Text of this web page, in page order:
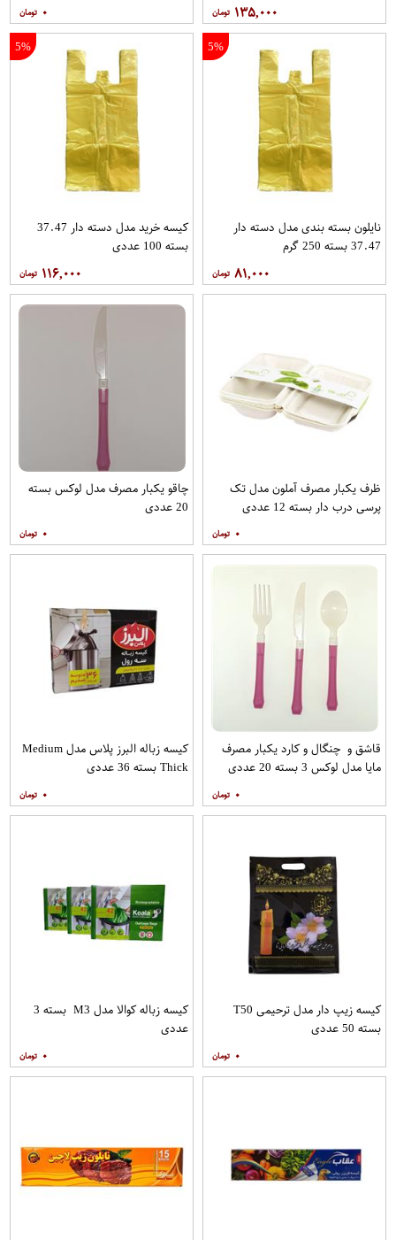
۱۳۵,۰۰۰ ۰
5%
نایلون بسته بندی مدل دسته دار
37.47 بسته 250 گرم
۸۱,۰۰۰
5%
کیسه خرید مدل دسته دار 37.47
بسته 100 عددی
۱۱۶,۰۰۰
ظرف یکبار مصرف آملون مدل تک
پرسی درب دار بسته 12 عددی
۰
چاقو یکبار مصرف مدل لوکس بسته
20 عددی
۰
قاشق و چنگال و کارد یکبار مصرف
مایا مدل لوکس 3 بسته 20 عددی
۰
کیسه زباله البرز پلاس مدل Medium
Thick بسته 36 عددی
۰
کیسه زیپ دار مدل ترحیمی T50
بسته 50 عددی
۰
کیسه زباله کوالا مدل M3 بسته 3
عددی
۰